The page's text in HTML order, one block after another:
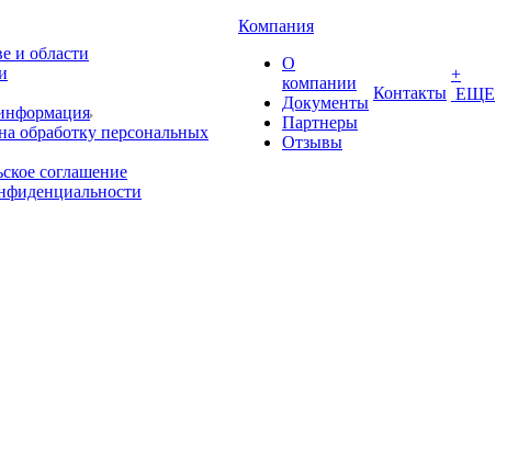
и области
обработку персональных
соглашение
Компания
О
компании
Документы
Партнеры
Отзывы
Контакты
+
ЕЩЕ